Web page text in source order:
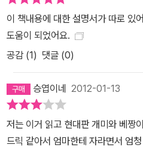
이 책내용에 대한 설명서가 따로 있
도움이 되었어요.
공감 (1) 댓글 (0)
승엽이네 2012-01-13
저는 이거 읽고 현대판 개미와 베짱
드릭 같아서 엄마한테 자라면서 엄